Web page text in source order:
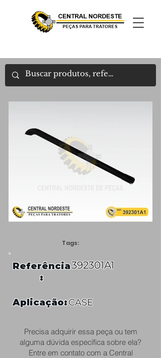
Tags:
Referência
:
392301A1
Aplicação:CASE
Precisa adquirir essa peça ou tem
alguma dúvida específica sobre ela?
Entre em contato com a Central